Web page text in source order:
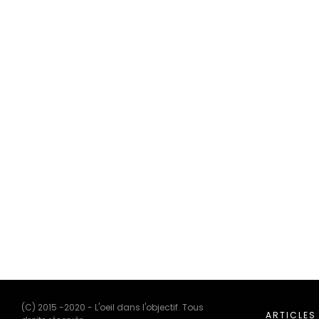
(C) 2015 -2020 - L'oeil dans l'objectif. Tous
ARTICLES